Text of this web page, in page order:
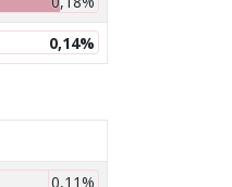
0,14%
0,11%